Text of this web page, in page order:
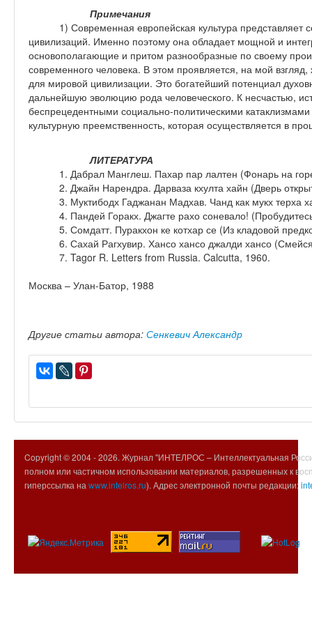
Примечания
1) Современная европейская культура представляет
цивилизаций. Именно поэтому она обладает мощной и
основополагающие и притом разнообразные по своему
современного человека. В этом проявляется, на мой
для мировой цивилизации. Это богатейший потенциал
дальнейшую эволюцию рода человеческого. К несчастью,
беспрецедентными социально-политическими
культурную преемственность, которая осуществляется в
ЛИТЕРАТУРА
1. Дабрал Манглеш. Пахар пар лалтен (Фонарь на
2. Джайн Нарендра. Дарваза кхулта хайн (Дверь
3. Муктибодх Гаджанан Мадхав. Чанд как мукх терха
4. Пандей Горакх. Джагте рахо соневало!
5. Сомдатт. Пуракхон ке котхар се (Из кладовой
6. Сахай Рагхувир. Хансо хансо джалди хансо
7. Tagor R. Letters from Russia. Calcutta, 1960.
Москва – Улан-Батор, 1988
Другие статьи автора: Сенкевич Александр
Copyright © 2004 -2026. Журнал "ИНТЕЛРОС – Интеллектуальная
полном или частичном использовании материалов, разрешенных к
гиперссылка на www.intelros.ru). Адрес электронной почты редакции: